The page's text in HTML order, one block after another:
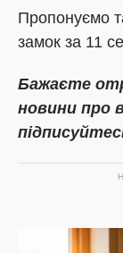
Пропонуємо
замок за 11
Бажаєте
новини про